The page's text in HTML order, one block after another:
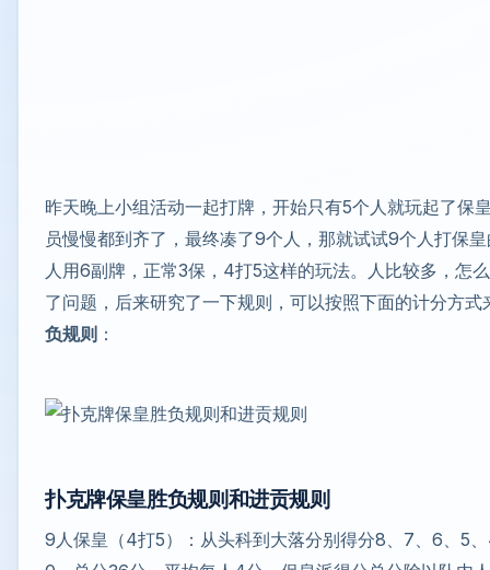
昨天晚上小组活动一起打牌，开始只有5个人就玩起了保
员慢慢都到齐了，最终凑了9个人，那就试试9个人打保
人用6副牌，正常3保，4打5这样的玩法。人比较多，怎
了问题，后来研究了一下规则，可以按照下面的计分方式
负规则 ：
扑克牌保皇胜负规则和进贡规则
9人保皇（4打5）：从头科到大落分别得分8、7、6、5